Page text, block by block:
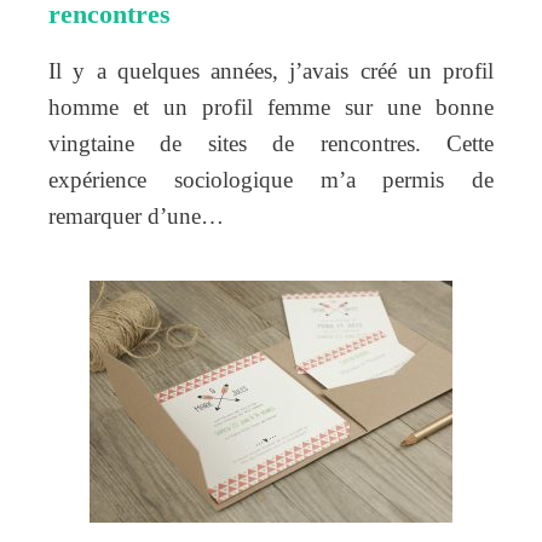
rencontres
Il y a quelques années, j’avais créé un profil
homme et un profil femme sur une bonne
vingtaine de sites de rencontres. Cette
expérience sociologique m’a permis de
remarquer d’une…